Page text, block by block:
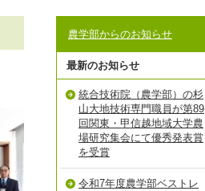
農学部からのお知らせ
最新のお知らせ
統合技術院（農学部）の杉
山大地技術専門職員が第89
回関東・甲信越地域大学農
場研究集会にて優秀発表賞
を受賞
令和7年度農学部ベストレ